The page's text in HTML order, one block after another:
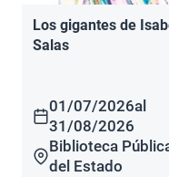
Los gigantes de
Salas
01/07/2026al
31/08/2026
Biblioteca
del Estado